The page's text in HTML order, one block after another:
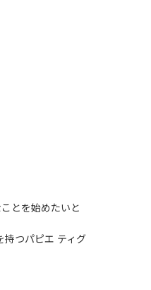
とを始めたいと
持つパピエ ティグ